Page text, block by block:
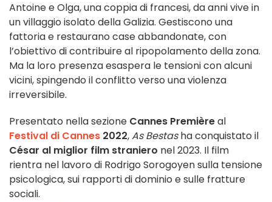
Antoine e Olga, una coppia di francesi, da anni vive in
un villaggio isolato della Galizia. Gestiscono una
fattoria e restaurano case abbandonate, con
l’obiettivo di contribuire al ripopolamento della zona.
Ma la loro presenza esaspera le tensioni con alcuni
vicini, spingendo il conflitto verso una violenza
irreversibile.
Presentato nella sezione Cannes Premièreal
Festival di Cannes 2022,As Bestasha conquistato il
César al miglior film straniero nel 2023. Il film
rientra nel lavoro di Rodrigo Sorogoyen sulla tensione
psicologica, sui rapporti di dominio e sulle fratture
sociali.